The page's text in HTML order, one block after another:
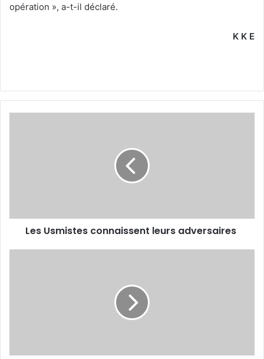
opération », a-t-il déclaré.
K K E
Les Usmistes connaissent leurs adversaires
Tizi